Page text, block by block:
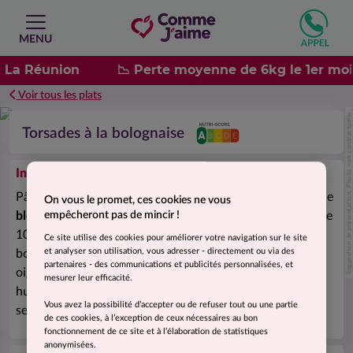
MENU
Réunion 📉 Perte moyenne de 6kg le 1er
Voir tous les plats
Suggestion de présentation. Photo non contractuelle.
Torsades à la bolognaise
Ingrédients
Pâtes torsades complètes précuites 40% (eau, semoule de
blé
dur, blanc d'œuf, huile de colza), eau, pulpe de tomate
10% (tomates, jus de tomates), bœuf cuit 9,3% (viande
bovine (origine France), sel), concentré de tomates 6,9%,
oignons 4,3%, carottes 3%, farine de
blé
, fibres de maïs,
huile d'olive vierge extra, plantes aromatiques 0,73%, ail,
sel, poivre.
On vous le promet, ces cookies ne vous
empêcheront pas de mincir !
Ce site utilise des cookies pour améliorer votre navigation sur le site
et analyser son utilisation, vous adresser - directement ou via des
partenaires - des communications et publicités personnalisées, et
mesurer leur efficacité.
Vous avez la possibilité d’accepter ou de refuser tout ou une partie
de ces cookies, à l’exception de ceux nécessaires au bon
fonctionnement de ce site et à l’élaboration de statistiques
anonymisées.